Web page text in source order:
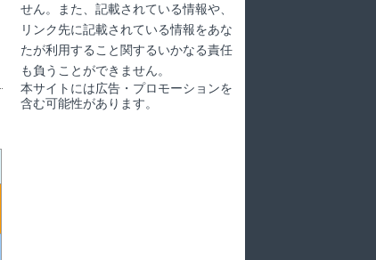
せん。また、記載されている情報や、
リンク先に記載されている情報をあな
たが利用すること関するいかなる責任
も負うことができません。
本サイトには広告・プロモーションを
含む可能性があります。